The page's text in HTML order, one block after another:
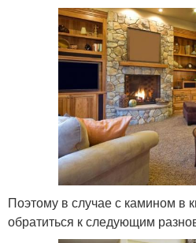
Поэтому в случае с камином в
обратиться к следующим